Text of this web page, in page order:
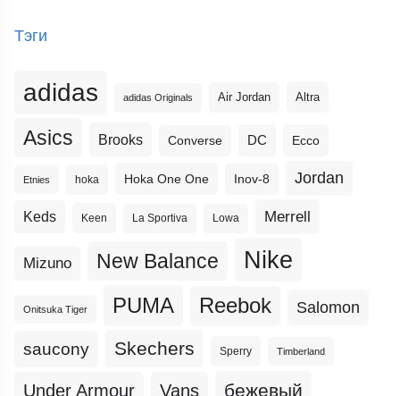
Тэги
adidas adidas Originals Air Jordan Altra
Asics Brooks Converse DC Ecco
Etnies hoka Hoka One One Inov-8 Jordan
Keds Keen La Sportiva Lowa Merrell
Mizuno New Balance Nike
Onitsuka Tiger PUMA Reebok Salomon
saucony Skechers Sperry Timberland
Under Armour Vans бежевый